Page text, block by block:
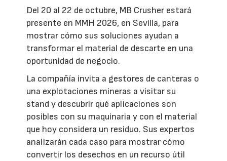
Del 20 al 22 de octubre, MB Crusher estará
presente en MMH 2026, en Sevilla, para
mostrar cómo sus soluciones ayudan a
transformar el material de descarte en una
oportunidad de negocio.
La compañía invita a gestores de canteras o
una explotaciones mineras a visitar su
stand y descubrir qué aplicaciones son
posibles con su maquinaria y con el material
que hoy considera un residuo. Sus expertos
analizarán cada caso para mostrar cómo
convertir los desechos en un recurso útil